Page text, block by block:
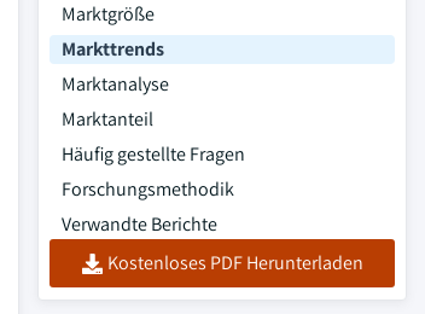
Marktgröße
Markttrends
Marktanalyse
Marktanteil
Häufig gestellte Fragen
Forschungsmethodik
Verwandte Berichte
Kostenloses PDF Herunterladen